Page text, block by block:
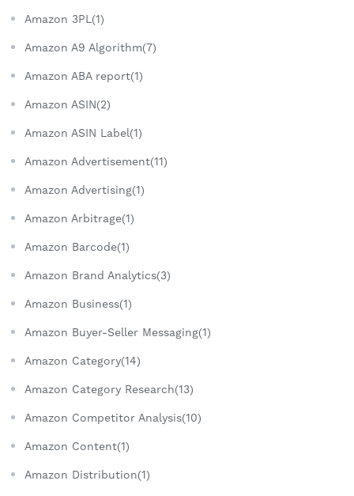
Amazon 3PL(1)
Amazon A9 Algorithm(7)
Amazon ABA report(1)
Amazon ASIN(2)
Amazon ASIN Label(1)
Amazon Advertisement(11)
Amazon Advertising(1)
Amazon Arbitrage(1)
Amazon Barcode(1)
Amazon Brand Analytics(3)
Amazon Business(1)
Amazon Buyer-Seller Messaging(1)
Amazon Category(14)
Amazon Category Research(13)
Amazon Competitor Analysis(10)
Amazon Content(1)
Amazon Distribution(1)